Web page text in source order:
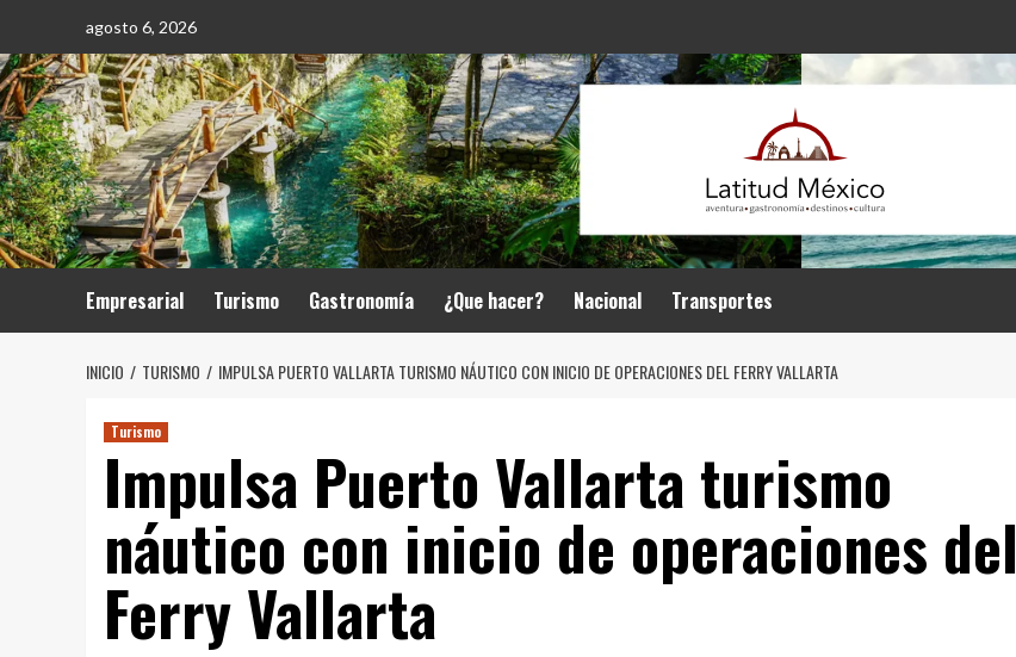
contenido
agosto 6, 2026
Empresarial Turismo Gastronomía ¿Que hacer? Nacional Transportes
INICIO TURISMO IMPULSA PUERTO VALLARTA TURISMO NÁUTICO CON INICIO DE OPERACIONES DEL FERRY VALLARTA
Turismo
Impulsa Puerto Vallarta turismo
náutico con inicio de operaciones del
Ferry Vallarta